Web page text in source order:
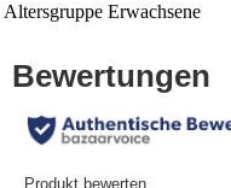
Altersgruppe Erwachsene